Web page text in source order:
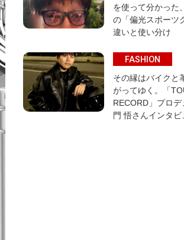
を使って分かった
の「偏光スポーツ
違いと使い分け
FASHION
その縁はバイクと
がってゆく。「
RECORD」プロ
門 悟さんインタビ